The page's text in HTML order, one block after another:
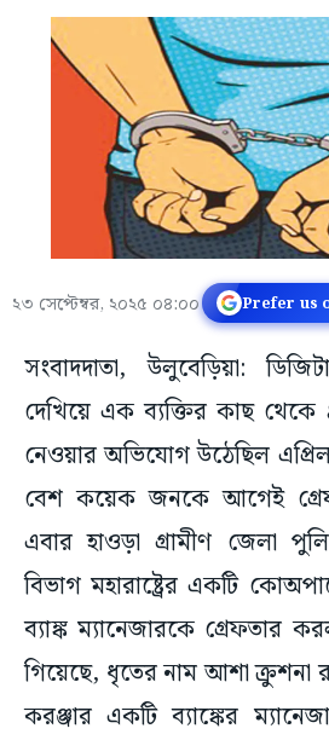
২৩ সেপ্টেম্বর, ২০২৫ ০৪:০০ Prefer us
সংবাদদাতা, উলুবেড়িয়া:
দেখিয়ে এক ব্যক্তির কাছ থেকে
নেওয়ার অভিযোগ উঠেছিল
বেশ কয়েক জনকে আগেই
এবার হাওড়া গ্রামীণ জেলা
বিভাগ মহারাষ্ট্রের একটি
ব্যাঙ্ক ম্যানেজারকে গ্রেফতার
গিয়েছে, ধৃতের নাম আশা ক্রুশনা
করঞ্জার একটি ব্যাঙ্কের